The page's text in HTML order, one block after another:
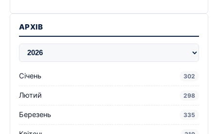
АРХІВ
Січень 302
Лютий 298
Березень 335